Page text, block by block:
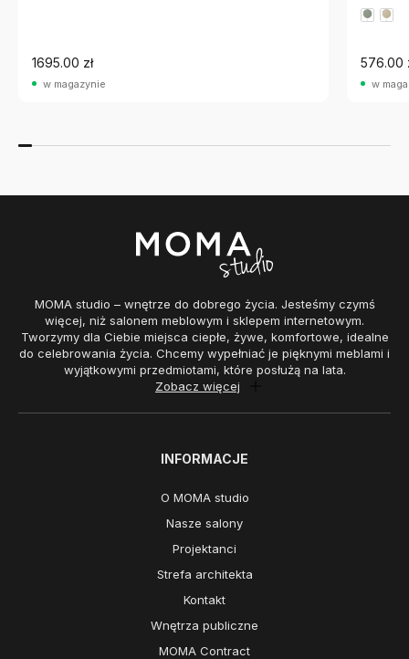
1695.00 zł
w magazynie
576.00
w
MOMA studio – wnętrze do dobrego życia. Jesteśmy czymś
więcej, niż salonem meblowym i sklepem internetowym.
Tworzymy dla Ciebie miejsca ciepłe, żywe, komfortowe, idealne
do celebrowania życia. Chcemy wypełniać je pięknymi meblami i
wyjątkowymi przedmiotami, które posłużą na lata.
Zobacz więcej
INFORMACJE
O MOMA studio
Nasze salony
Projektanci
Strefa architekta
Kontakt
Wnętrza publiczne
MOMA Contract